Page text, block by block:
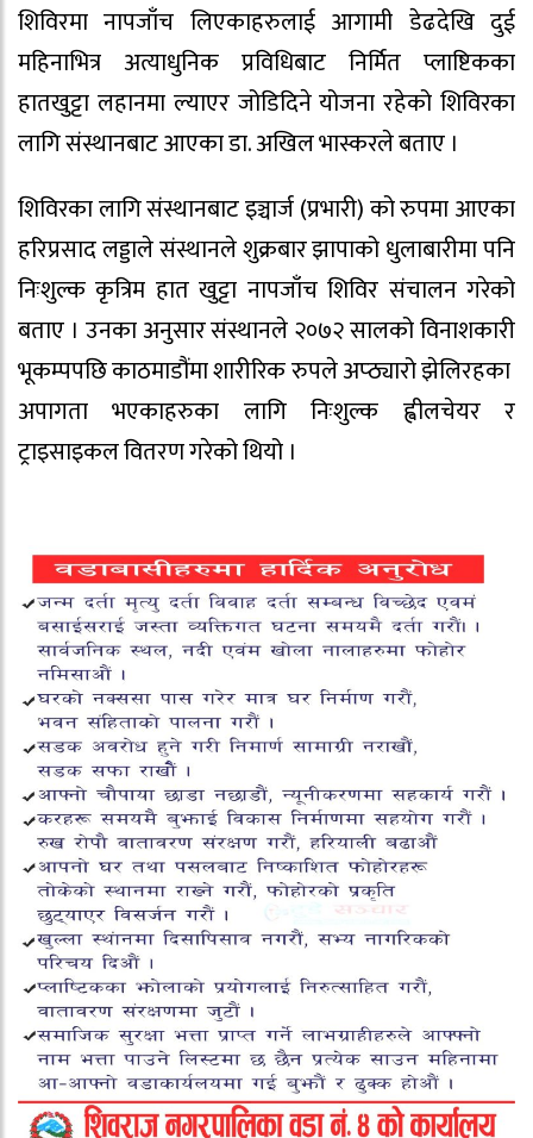
शिविरमा नापजाँच लिएकाहरुलाई आगामी डेढदेखि दुई
महिनाभित्र अत्याधुनिक प्रविधिबाट निर्मित प्लाष्टिकका
हातखुट्टा लहानमा ल्याएर जोडिदिने योजना रहेको शिविरका
लागि संस्थानबाट आएका डा. अखिल भास्करले बताए ।
शिविरका लागि संस्थानबाट इञ्चार्ज (प्रभारी) को रुपमा आएका
हरिप्रसाद लड्डाले संस्थानले शुक्रबार झापाको धुलाबारीमा पनि
निःशुल्क कृत्रिम हात खुट्टा नापजाँच शिविर संचालन गरेको
बताए । उनका अनुसार संस्थानले २०७२ सालको विनाशकारी
भूकम्पपछि काठमाडौंमा शारीरिक रुपले अप्ठ्यारो झेलिरहका
अपागता भएकाहरुका लागि निःशुल्क ह्वीलचेयर र
ट्राइसाइकल वितरण गरेको थियो ।